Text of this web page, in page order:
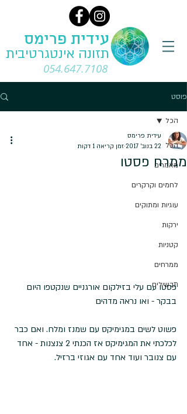
עידית פרימס
תזונה אינטגרטיבית
054.647.7108
פוסט
הכל
מאמרים
לחמים וקרקרים
עוגיות ומתוקים
ירקות
קטניות
ממרחים
תבשילים
הכל
ממרח פסטו
עידית פרימס
22 בנוב׳ 2017
זמן קריאה 1 דקות
פסטו עם עלי בזילקום אורגניים שנקטפו היום
בבקר - ואו נראה מדהים
פשוט לשים במגימיקס עם שמנז ומלח. ואם כבר
לכלכתי את המגימיקס אז הכנתי 2 צנצנות - אחד
עם צנובר ועוד אחד עם אגוזי ברזיל.